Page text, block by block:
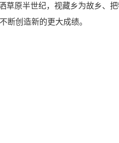
原半世纪，视藏乡为故乡、
断创造新的更大成绩。